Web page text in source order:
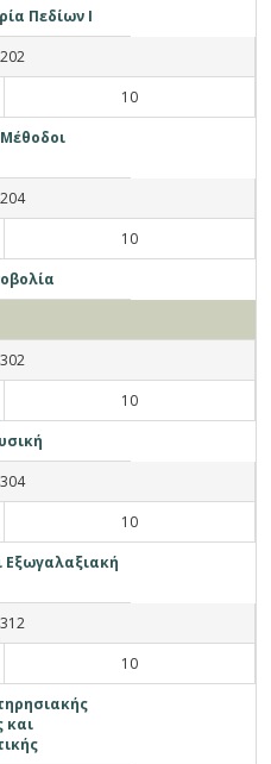
Πεδίων Ι
10
10
10
10
Εξωγαλαξιακή
10
και